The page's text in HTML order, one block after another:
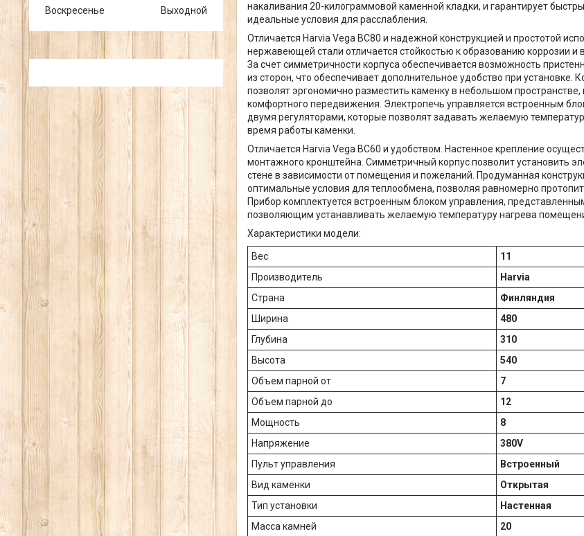
накаливания 20-килограммовой каменной кладки, и гарантирует
идеальные условия для расслабления.
Отличается Harvia Vega BC80 и надежной конструкцией и простотой
нержавеющей стали отличается стойкостью к образованию коррозии и
За счет симметричности корпуса обеспечивается возможность
из сторон, что обеспечивает дополнительное удобство при установке.
позволят эргономично разместить каменку в небольшом пространстве,
комфортного передвижения. Электропечь управляется встроенным
двумя регуляторами, которые позволят задавать желаемую
время работы каменки.
Отличается Harvia Vega BC60 и удобством. Настенное крепление
монтажного кронштейна. Симметричный корпус позволит установить
стене в зависимости от помещения и пожеланий. Продуманная
оптимальные условия для теплообмена, позволяя равномерно
Прибор комплектуется встроенным блоком управления,
позволяющим устанавливать желаемую температуру нагрева
Характеристики модели:
Вес
11
Производитель
Harvia
Страна
Финляндия
Ширина
480
Глубина
310
Высота
540
Объем парной от
7
Объем парной до
12
Мощность
8
Напряжение
380V
Пульт управления
Встроенный
Вид каменки
Открытая
Тип установки
Настенная
Масса камней
20
Воскресенье
Выходной